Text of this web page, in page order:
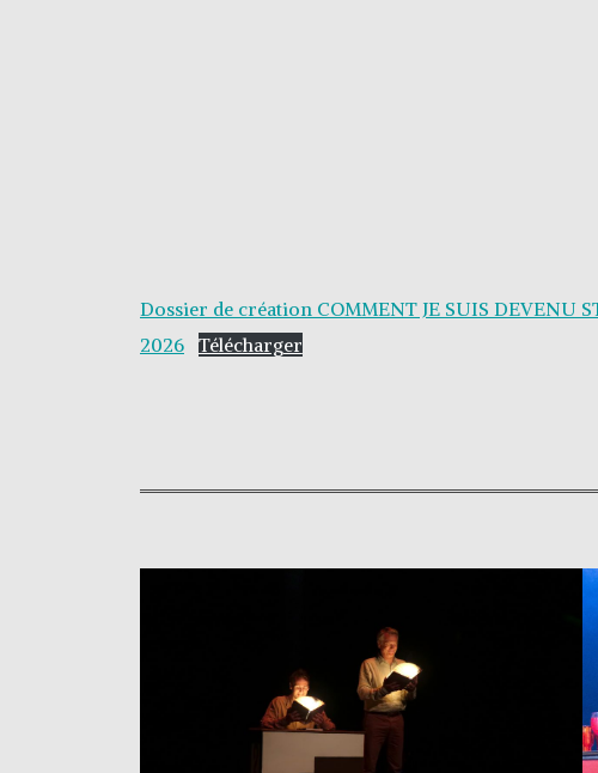
Dossier de création COMMENT JE SUIS DEVENU
2026 Télécharger